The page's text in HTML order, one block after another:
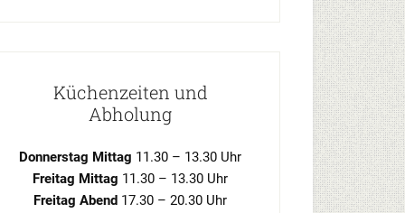
Küchenzeiten und
Abholung
Donnerstag Mittag 11.30 – 13.30 Uhr
Freitag Mittag 11.30 – 13.30 Uhr
Freitag Abend 17.30 – 20.30 Uhr